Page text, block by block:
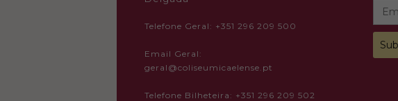
Telefone Geral: +351 296 209 500
Email Geral:
geral@coliseumicaelense.pt
Telefone Bilheteira: +351 296 209 502